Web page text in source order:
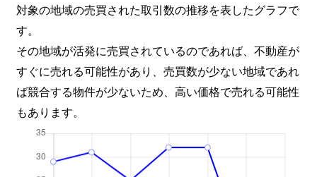
対象の地域の売買された取引数の推移を表したグラフで
す。
その地域が活発に売買されているのであれば、不動産が
すぐに売れる可能性があり、売買数が少ない地域であれ
ば競合する物件が少ないため、高い価格で売れる可能性
もあります。